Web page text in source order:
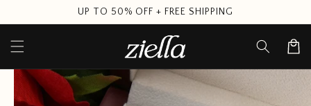
content
UP TO 50% OFF + FREE SHIPPING
Cart
Skip to
product
information